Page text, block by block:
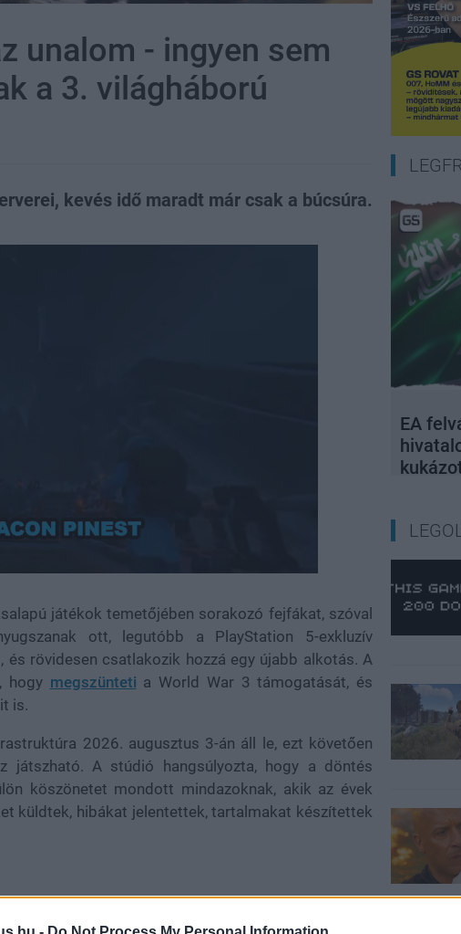
unalom - ingyen sem
a 3. világháború
kevés idő maradt már csak a búcsúra.
100.00%
játékok temetőjében sorakozó fejfákat, szóval
ott, legutóbb a PlayStation 5-exkluzív
rövidesen csatlakozik hozzá egy újabb alkotás. A
hogy megszünteti a World War 3 támogatását, és
is.
2026. augusztus 3-án áll le, ezt követően
játszható. A stúdió hangsúlyozta, hogy a döntés
köszönetet mondott mindazoknak, akik az évek
küldtek, hibákat jelentettek, tartalmakat készítettek
a háttérben nagy valószínűséggel a folyamatosan
EA